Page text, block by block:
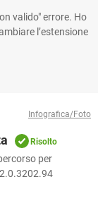
valido" errore. Ho
l’estensione
Infografica/Foto
Risolto
per